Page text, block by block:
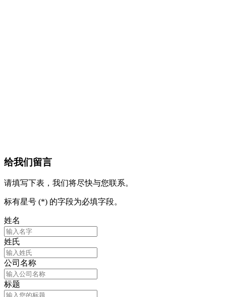
给我们留言
请填写下表，我们将尽快与您联系。
标有星号 (*) 的字段为必填字段。
姓名
姓氏
公司名称
标题